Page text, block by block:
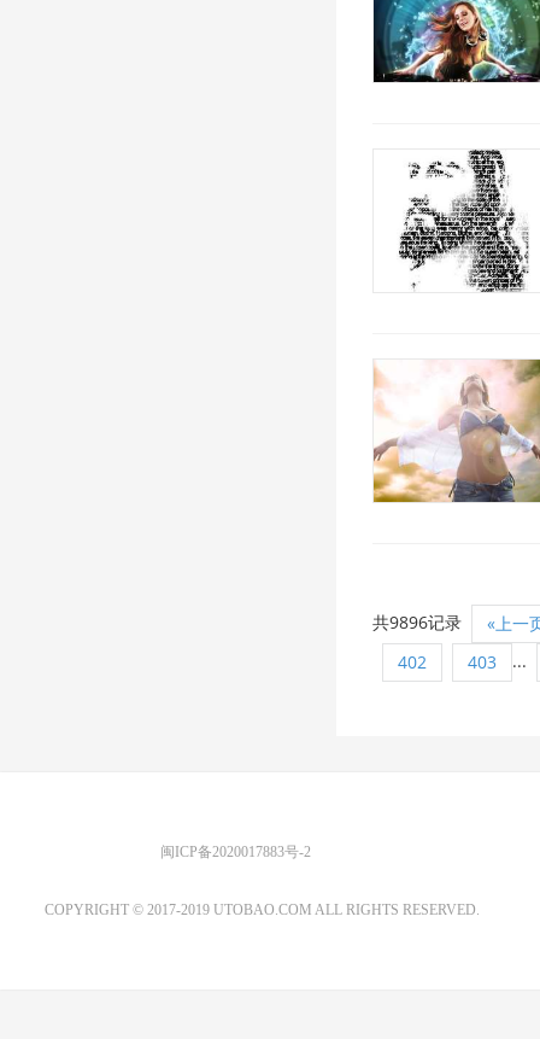
共9896记录
«上一
402
403 ...
闽ICP备2020017883号-2
COPYRIGHT © 2017-2019 UTOBAO.COM ALL RIGHTS RESERVED.